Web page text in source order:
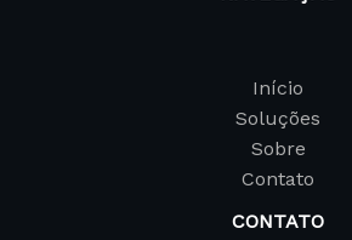
Início
Soluções
Sobre
Contato
CONTATO